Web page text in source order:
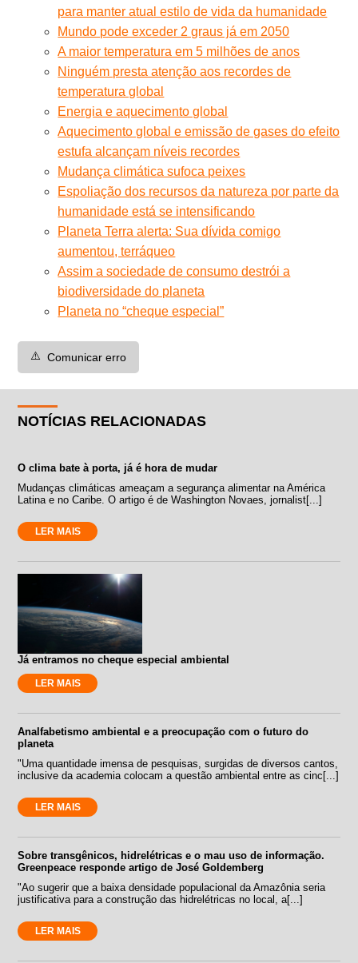
para manter atual estilo de vida da humanidade
Mundo pode exceder 2 graus já em 2050
A maior temperatura em 5 milhões de anos
Ninguém presta atenção aos recordes de
temperatura global
Energia e aquecimento global
Aquecimento global e emissão de gases do efeito
estufa alcançam níveis recordes
Mudança climática sufoca peixes
Espoliação dos recursos da natureza por parte da
humanidade está se intensificando
Planeta Terra alerta: Sua dívida comigo
aumentou, terráqueo
Assim a sociedade de consumo destrói a
biodiversidade do planeta
Planeta no “cheque especial”
⚠️ Comunicar erro
NOTÍCIAS RELACIONADAS
O clima bate à porta, já é hora de mudar
Mudanças climáticas ameaçam a segurança alimentar na América
Latina e no Caribe. O artigo é de Washington Novaes, jornalist[...]
LER MAIS
Já entramos no cheque especial ambiental
LER MAIS
Analfabetismo ambiental e a preocupação com o futuro do
planeta
"Uma quantidade imensa de pesquisas, surgidas de diversos cantos,
inclusive da academia colocam a questão ambiental entre as cinc[...]
LER MAIS
Sobre transgênicos, hidrelétricas e o mau uso de informação.
Greenpeace responde artigo de José Goldemberg
"Ao sugerir que a baixa densidade populacional da Amazônia seria
justificativa para a construção das hidrelétricas no local, a[...]
LER MAIS